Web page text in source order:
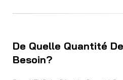
De Quelle Quantité
Besoin?